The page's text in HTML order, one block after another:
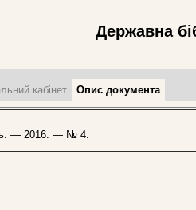
Державна
кабінет Опис документа
— 2016. — № 4.